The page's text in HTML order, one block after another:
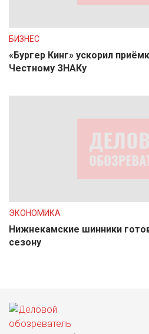
БИЗНЕС
«Бургер Кинг» ускорил
Честному ЗНАКу
ЭКОНОМИКА
Нижнекамские шинники
сезону